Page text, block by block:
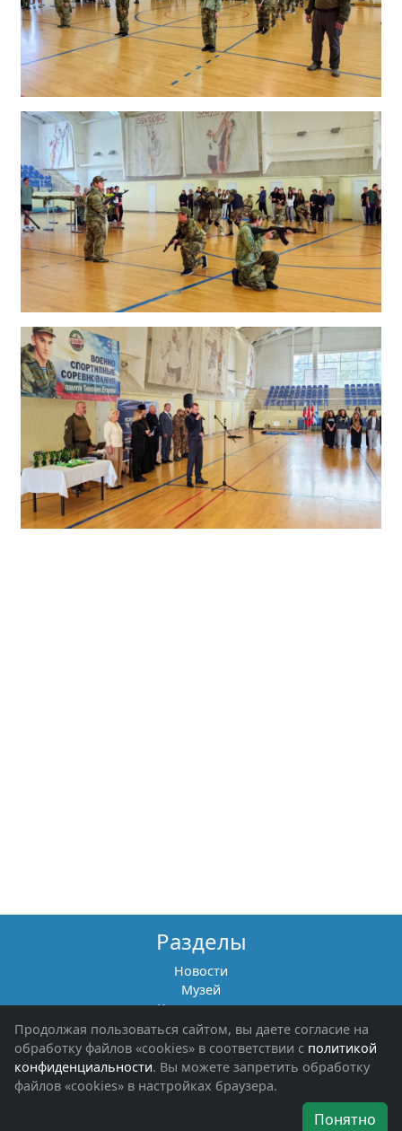
Разделы
Новости
Музей
Книги памяти
Фотоальбомы
Обращения граждан
Помощь участникам СВО и их семьям
Об организации
Продолжая пользоваться сайтом, вы даете согласие на
обработку файлов «cookies» в соответствии с политикой
конфиденциальности. Вы можете запретить обработку
файлов «cookies» в настройках браузера.
Понятно